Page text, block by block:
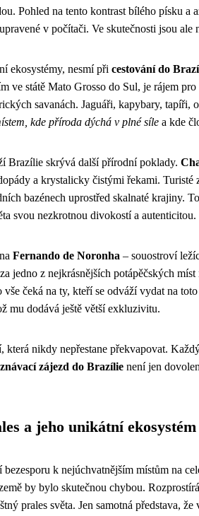
Pohled na tento kontrast bílého písku
v počítači. Ve skutečnosti jsou ale
ekosystémy, nesmí při cestování do
ve státě Mato Grosso do Sul, je rájem
savanách. Jaguáři, kapybary,
kde příroda dýchá v plné síle a kde
Brazílie skrývá další přírodní poklady.
a krystalicky čistými řekami.
bazénech uprostřed skalnaté krajiny.
svou nezkrotnou divokostí a autenticitou.
Fernando de Noronha – souostroví
jedno z nejkrásnějších potápěčských
vše čeká na ty, kteří se odváží vydat na
mu dodává ještě větší exkluzivitu.
která nikdy nepřestane překvapovat.
zájezd do Brazílie není jen
a jeho unikátní ekosystém
bezesporu k nejúchvatnějším místům na
by bylo skutečnou chybou.
prales světa. Jen samotná představa,